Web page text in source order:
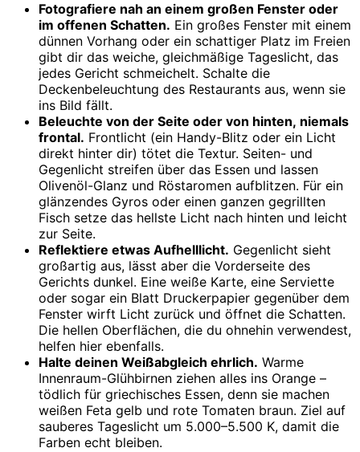
Fotografiere nah an einem großen Fenster oder
im offenen Schatten. Ein großes Fenster mit einem
dünnen Vorhang oder ein schattiger Platz im Freien
gibt dir das weiche, gleichmäßige Tageslicht, das
jedes Gericht schmeichelt. Schalte die
Deckenbeleuchtung des Restaurants aus, wenn sie
ins Bild fällt.
Beleuchte von der Seite oder von hinten, niemals
frontal. Frontlicht (ein Handy-Blitz oder ein Licht
direkt hinter dir) tötet die Textur. Seiten- und
Gegenlicht streifen über das Essen und lassen
Olivenöl-Glanz und Röstaromen aufblitzen. Für ein
glänzendes Gyros oder einen ganzen gegrillten
Fisch setze das hellste Licht nach hinten und leicht
zur Seite.
Reflektiere etwas Aufhelllicht. Gegenlicht sieht
großartig aus, lässt aber die Vorderseite des
Gerichts dunkel. Eine weiße Karte, eine Serviette
oder sogar ein Blatt Druckerpapier gegenüber dem
Fenster wirft Licht zurück und öffnet die Schatten.
Die hellen Oberflächen, die du ohnehin verwendest,
helfen hier ebenfalls.
Halte deinen Weißabgleich ehrlich. Warme
Innenraum-Glühbirnen ziehen alles ins Orange –
tödlich für griechisches Essen, denn sie machen
weißen Feta gelb und rote Tomaten braun. Ziel auf
sauberes Tageslicht um 5.000–5.500 K, damit die
Farben echt bleiben.